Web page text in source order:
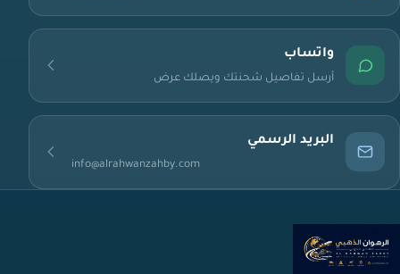
واتساب
أرسل تفاصيل شحنتك ويصلك عرض
البريد الرسمي
info@alrahwanzahby.com